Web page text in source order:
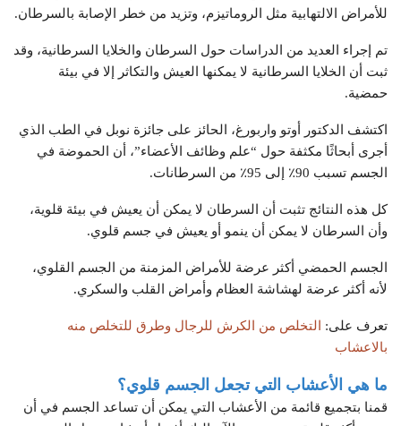
للأمراض الالتهابية مثل الروماتيزم، وتزيد من خطر الإصابة بالسرطان.
تم إجراء العديد من الدراسات حول السرطان والخلايا السرطانية، وقد
ثبت أن الخلايا السرطانية لا يمكنها العيش والتكاثر إلا في بيئة
حمضية.
اكتشف الدكتور أوتو واربورغ، الحائز على جائزة نوبل في الطب الذي
أجرى أبحاثًا مكثفة حول “علم وظائف الأعضاء”، أن الحموضة في
الجسم تسبب 90٪ إلى 95٪ من السرطانات.
كل هذه النتائج تثبت أن السرطان لا يمكن أن يعيش في بيئة قلوية،
وأن السرطان لا يمكن أن ينمو أو يعيش في جسم قلوي.
الجسم الحمضي أكثر عرضة للأمراض المزمنة من الجسم القلوي،
لأنه أكثر عرضة لهشاشة العظام وأمراض القلب والسكري.
تعرف على: التخلص من الكرش للرجال وطرق للتخلص منه
بالاعشاب
ما هي الأعشاب التي تجعل الجسم قلوي؟
قمنا بتجميع قائمة من الأعشاب التي يمكن أن تساعد الجسم في أن